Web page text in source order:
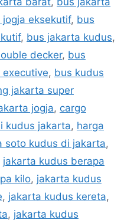
eksekutif, bus
, bus jakarta kudus,
decker, bus
, bus kudus
jakarta super
jogja, cargo
kudus jakarta, harga
soto kudus di jakarta,
jakarta kudus berapa
kilo, jakarta kudus
, jakarta kudus kereta,
, jakarta kudus